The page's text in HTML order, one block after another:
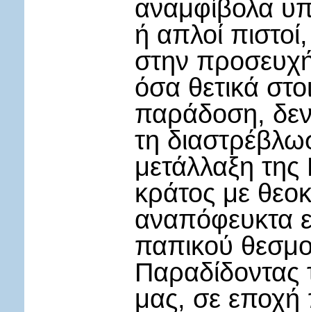
αναμφίβολα
ή απλοί
στην
όσα θετικά
παράδοση,
τη
μετάλλαξη
κράτος με
αναπόφευκτα
παπικού
Παραδίδοντας
μας, σε εποχή